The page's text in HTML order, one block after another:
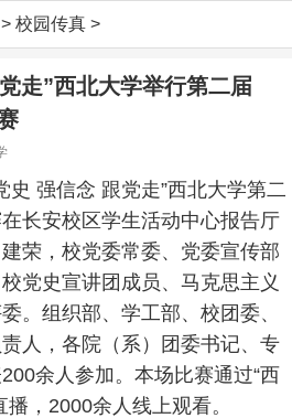
> 校园传真 >
走”西北大学举行第二届
史 强信念 跟党走”西北大学第二
长安校区学生活动中心报告厅
荣，校党委常委、党委宣传部
党史宣讲团成员、马克思主义
。组织部、学工部、校团委、
人，各院（系）团委书记、专
余人参加。本场比赛通过“西
，2000余人线上观看。